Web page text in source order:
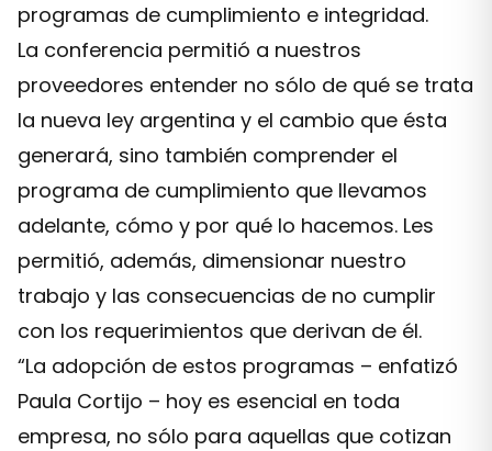
programas de cumplimiento e integridad.
La conferencia permitió a nuestros
proveedores entender no sólo de qué se trata
la nueva ley argentina y el cambio que ésta
generará, sino también comprender el
programa de cumplimiento que llevamos
adelante, cómo y por qué lo hacemos. Les
permitió, además, dimensionar nuestro
trabajo y las consecuencias de no cumplir
con los requerimientos que derivan de él.
“La adopción de estos programas – enfatizó
Paula Cortijo – hoy es esencial en toda
empresa, no sólo para aquellas que cotizan